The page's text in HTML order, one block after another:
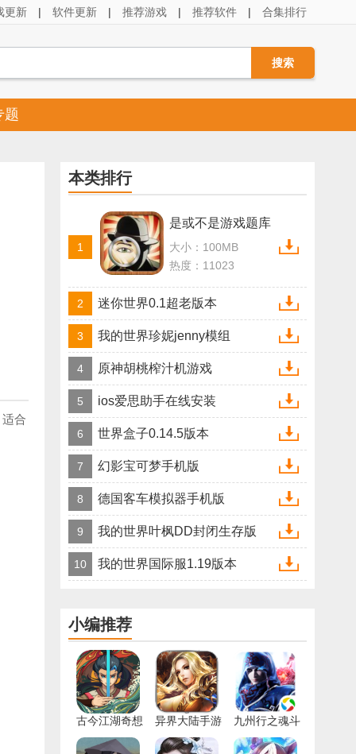
更新 | 软件更新 | 推荐游戏 | 推荐软件 | 合集排行
题
合
本类排行
1
是或不是游戏题库
大小：100MB
热度：11023
2 迷你世界0.1超老版本
3 我的世界珍妮jenny模组
4 原神胡桃榨汁机游戏
5 ios爱思助手在线安装
6 世界盒子0.14.5版本
7 幻影宝可梦手机版
8 德国客车模拟器手机版
9 我的世界叶枫DD封闭生存版
10 我的世界国际服1.19版本
小编推荐
古今江湖奇想
江湖官网版
异界大陆手游
九州行之魂斗
罗